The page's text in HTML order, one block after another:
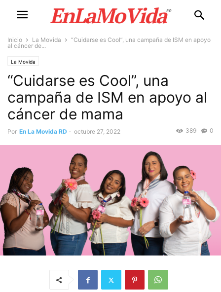
Inicio La Movida
“Cuidarse es Cool”, una campaña de ISM en apoyo
al cáncer de...
La Movida
“Cuidarse es Cool”, una
campaña de ISM en apoyo al
cáncer de mama
Por En La Movida RD - octubre 27, 2022 0
389